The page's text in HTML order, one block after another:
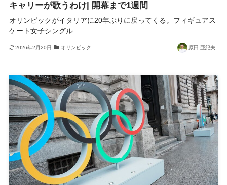
キャリーが歌うわけ| 開幕まで1週間
オリンピックがイタリアに20年ぶりに戻ってくる。フィギュアス
ケート女子シングル...
2026年2月20日 オリンピック 原田 亜紀夫